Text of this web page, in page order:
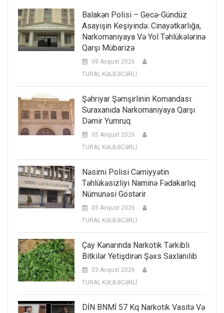
Balakən Polisi – Gecə-Gündüz
Asayişin Keşiyində: Cinayətkarlığa,
Narkomaniyaya Və Yol Təhlükələrinə
Qarşı Mübarizə
08 Avqust 2026
TURAL KƏLBƏCƏRLİ
Şəhriyar Şəmşirlinin Komandası:
Suraxanıda Narkomaniyaya Qarşı
Dəmir Yumruq
05 Avqust 2026
TURAL KƏLBƏCƏRLİ
Nəsimi Polisi Cəmiyyətin
Təhlükəsizliyi Naminə Fədakarlıq
Nümunəsi Göstərir
05 Avqust 2026
TURAL KƏLBƏCƏRLİ
Çay Kənarında Narkotik Tərkibli
Bitkilər Yetişdirən Şəxs Saxlanılıb
03 Avqust 2026
TURAL KƏLBƏCƏRLİ
DİN BNMİ 57 Kq Narkotik Vasitə Və